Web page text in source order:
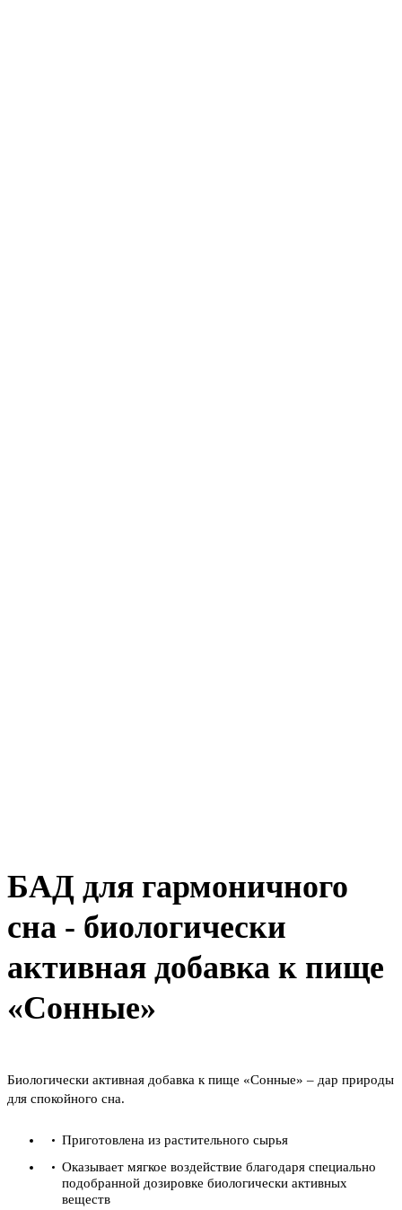
БАД для гармоничного
сна - биологически
активная добавка к пище
«Сонные»
Биологически активная добавка к пище «Сонные» – дар природы
для спокойного сна.
Приготовлена из растительного сырья
Оказывает мягкое воздействие благодаря специально
подобранной дозировке биологически активных
веществ